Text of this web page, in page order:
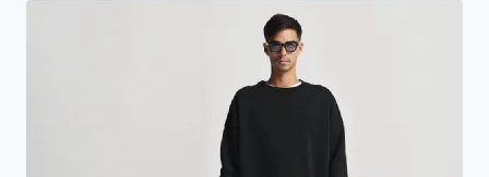
HKD299.0
HKD359.0